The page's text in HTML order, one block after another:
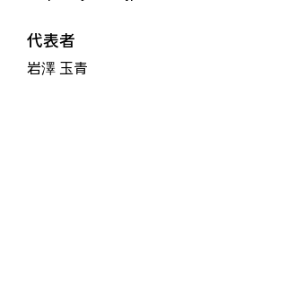
代表者
岩澤 玉青